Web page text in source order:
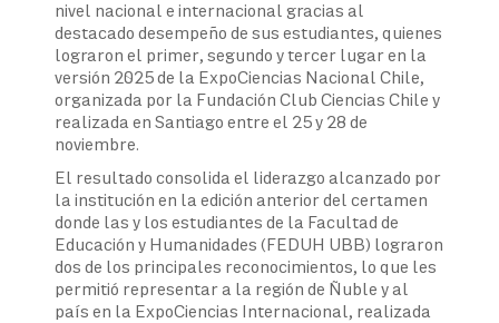
nivel nacional e internacional gracias al
destacado desempeño de sus estudiantes, quienes
lograron el primer, segundo y tercer lugar en la
versión 2025 de la ExpoCiencias Nacional Chile,
organizada por la Fundación Club Ciencias Chile y
realizada en Santiago entre el 25 y 28 de
noviembre.
El resultado consolida el liderazgo alcanzado por
la institución en la edición anterior del certamen
donde las y los estudiantes de la Facultad de
Educación y Humanidades (FEDUH UBB) lograron
dos de los principales reconocimientos, lo que les
permitió representar a la región de Ñuble y al
país en la ExpoCiencias Internacional, realizada